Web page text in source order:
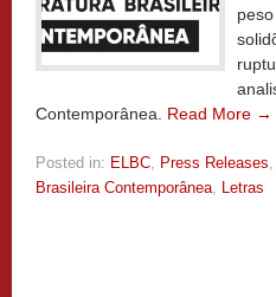
Contemporânea. Read More →
Posted in: ELBC, Press Releases,
Brasileira Contemporânea, Letras